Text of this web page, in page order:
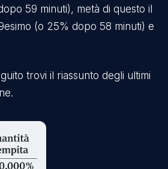
59 minuti), metà di questo il
(o 25% dopo 58 minuti) e
trovi il riassunto degli ultimi